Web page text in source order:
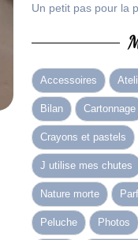
Un petit pas pour la
Accessoires
Bilan Cartonnage
Crayons et pastels
J utilise mes chutes
Nature morte
Peluche Photos